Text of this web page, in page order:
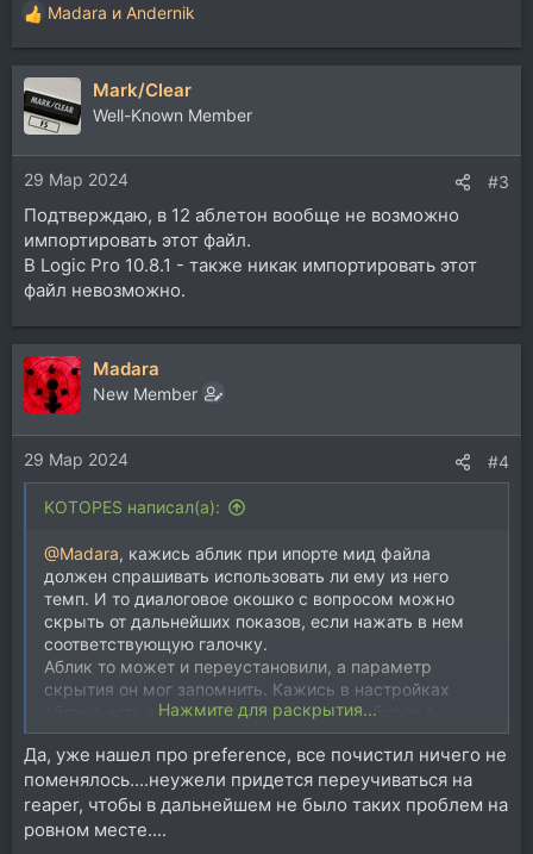
Р
е
а
к
ц
и
и
:
Madara и Andernik
Mark/Clear
Well-Known Member
29 Мар 2024 #3
Подтверждаю, в 12 аблетон вообще не возможно
импортировать этот файл.
В Logic Pro 10.8.1 - также никак импортировать этот
файл невозможно.
Madara
New Member
29 Мар 2024 #4
KOTOPES написал(а):
@Madara, кажись аблик при ипорте мид файла
должен спрашивать использовать ли ему из него
темп. И то диалоговое окошко с вопросом можно
скрыть от дальнейших показов, если нажать в нем
соответствующую галочку.
Аблик то может и переустановили, а параметр
скрытия он мог запомнить. Кажись в настройках
аблика есть кнопка для сброса всех выборов в
диалоговых сообщениях. Либо полностью
удалить\переименовать папку Preference, чтоб он
скинул все на дефолт.
пс. Проверил ваш файл - у меня ни в 10 ни в 11
Нажмите для раскрытия...
Да, уже нашел про preference, все почистил ничего не
поменялось....неужели придется переучиваться на
reaper, чтобы в дальнейшем не было таких проблем на
ровном месте....